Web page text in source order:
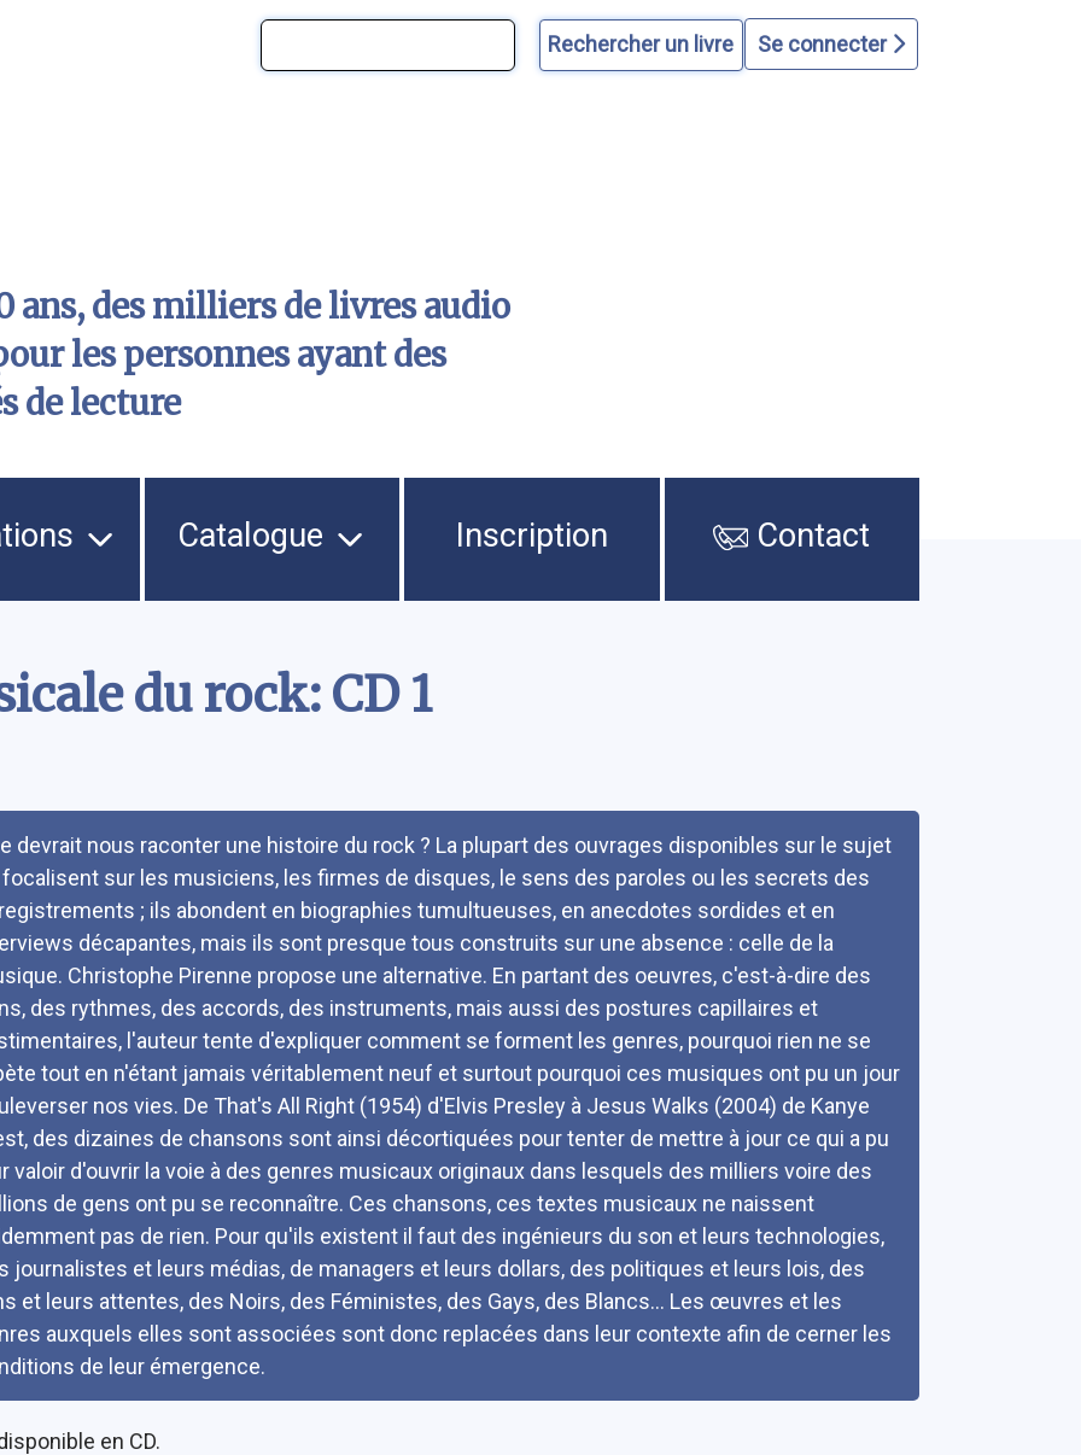
Se connecter
ans, des milliers de livres audio
les personnes ayant des
de lecture
Catalogue Inscription Contact
du rock: CD 1
devrait nous raconter une histoire du rock ? La plupart des ouvrages disponibles sur le sujet
sur les musiciens, les firmes de disques, le sens des paroles ou les secrets des
; ils abondent en biographies tumultueuses, en anecdotes sordides et en
décapantes, mais ils sont presque tous construits sur une absence : celle de la
Christophe Pirenne propose une alternative. En partant des oeuvres, c'est-à-dire des
des rythmes, des accords, des instruments, mais aussi des postures capillaires et
l'auteur tente d'expliquer comment se forment les genres, pourquoi rien ne se
tout en n'étant jamais véritablement neuf et surtout pourquoi ces musiques ont pu un jour
nos vies. De That's All Right (1954) d'Elvis Presley à Jesus Walks (2004) de Kanye
des dizaines de chansons sont ainsi décortiquées pour tenter de mettre à jour ce qui a pu
valoir d'ouvrir la voie à des genres musicaux originaux dans lesquels des milliers voire des
de gens ont pu se reconnaître. Ces chansons, ces textes musicaux ne naissent
pas de rien. Pour qu'ils existent il faut des ingénieurs du son et leurs technologies,
journalistes et leurs médias, de managers et leurs dollars, des politiques et leurs lois, des
et leurs attentes, des Noirs, des Féministes, des Gays, des Blancs... Les œuvres et les
auxquels elles sont associées sont donc replacées dans leur contexte afin de cerner les
de leur émergence.
en CD.